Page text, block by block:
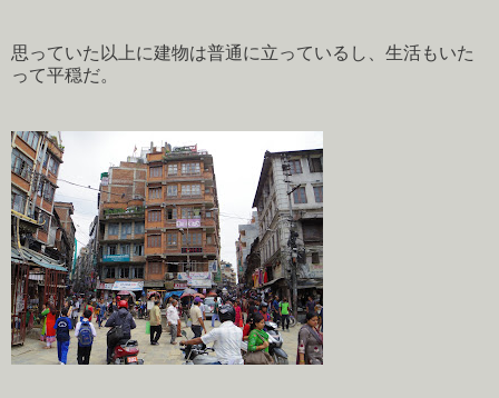
思っていた以上に建物は普通に立っているし、生活もいた
って平穏だ。